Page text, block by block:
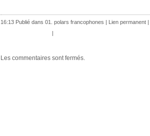
16:13 Publié dans 01. polars francophones | Lien permanent |
|
Les commentaires sont fermés.